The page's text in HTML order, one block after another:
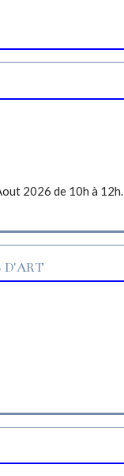
2026 de 10h à 12h.
D'ART